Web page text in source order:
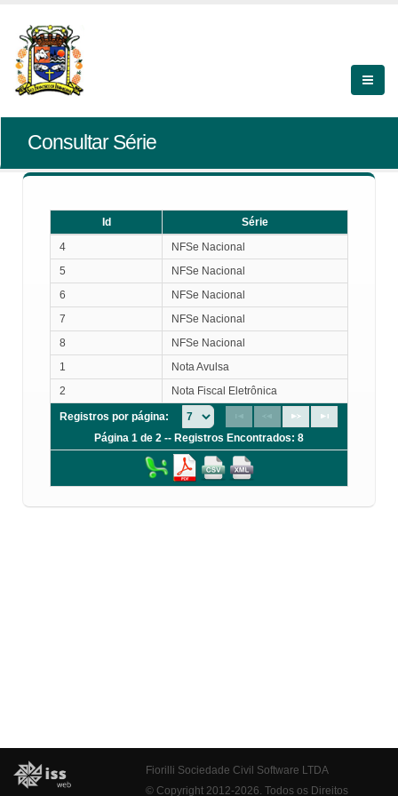
Consultar Série
Id
Série
Série
4
NFSe Nacional
5
NFSe Nacional
6
NFSe Nacional
7
NFSe Nacional
8
NFSe Nacional
1
Nota Avulsa
2
Nota Fiscal Eletrônica
Registros por página:
Página 1 de 2 -- Registros Encontrados: 8
Fiorilli Sociedade Civil Software LTDA
© Copyright 2012-2026. Todos os Direitos